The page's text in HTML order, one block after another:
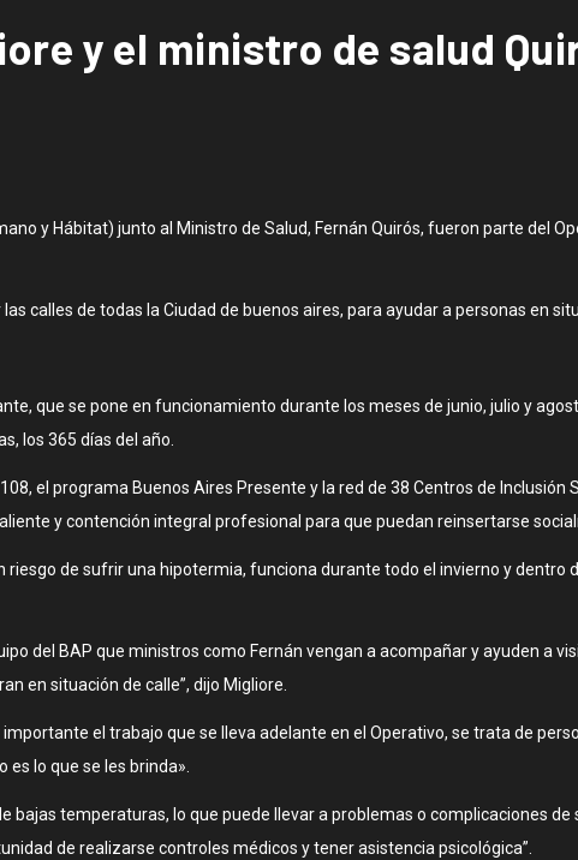
y el ministro de salud
y Hábitat) junto al Ministro de Salud, Fernán Quirós, fueron parte del
calles de todas la Ciudad de buenos aires, para ayudar a personas en
que se pone en funcionamiento durante los meses de junio, julio y
los 365 días del año.
el programa Buenos Aires Presente y la red de 38 Centros de
y contención integral profesional para que puedan reinsertarse
riesgo de sufrir una hipotermia, funciona durante todo el invierno y
del BAP que ministros como Fernán vengan a acompañar y ayuden a
en situación de calle”, dijo Migliore.
importante el trabajo que se lleva adelante en el Operativo, se trata de
lo que se les brinda».
bajas temperaturas, lo que puede llevar a problemas o complicaciones
de realizarse controles médicos y tener asistencia psicológica”.